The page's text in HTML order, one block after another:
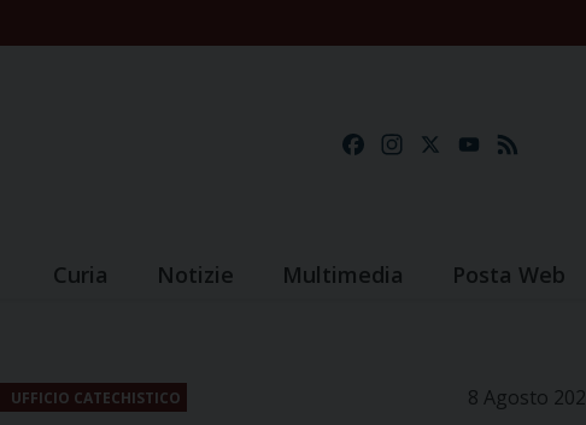
FacebookInstagramYouTube
Curia Notizie Multimedia Posta Web
UFFICIO CATECHISTICO 8 Agosto